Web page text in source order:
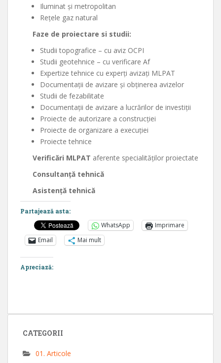
Iluminat şi metropolitan
Rețele gaz natural
Faze de proiectare si studii:
Studii topografice – cu aviz OCPI
Studii geotehnice – cu verificare Af
Expertize tehnice cu experți avizați MLPAT
Documentații de avizare şi obținerea avizelor
Studii de fezabilitate
Documentații de avizare a lucrărilor de investiții
Proiecte de autorizare a construcției
Proiecte de organizare a execuției
Proiecte tehnice
Verificări MLPAT aferente specialităților proiectate
Consultanță tehnică
Asistență tehnică
Partajează asta:
WhatsApp
Imprimare
Email
Mai mult
Apreciază:
CATEGORII
01. Articole